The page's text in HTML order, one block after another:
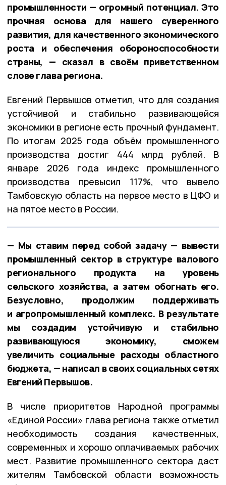
промышленности — огромный потенциал. Это
прочная основа для нашего суверенного
развития, для качественного экономического
роста и обеспечения обороноспособности
страны, — сказал в своём приветственном
слове глава региона.
Евгений Первышов отметил, что для создания
устойчивой и стабильно развивающейся
экономики в регионе есть прочный фундамент.
По итогам 2025 года объём промышленного
производства достиг 444 млрд рублей. В
январе 2026 года индекс промышленного
производства превысил 117%, что вывело
Тамбовскую область на первое место в ЦФО и
на пятое место в России.
— Мы ставим перед собой задачу — вывести
промышленный сектор в структуре валового
регионального продукта на уровень
сельского хозяйства, а затем обогнать его.
Безусловно, продолжим поддерживать
и агропромышленный комплекс. В результате
мы создадим устойчивую и стабильно
развивающуюся экономику, сможем
увеличить социальные расходы областного
бюджета, — написал в своих социальных сетях
Евгений Первышов.
В числе приоритетов Народной программы
«Единой России» глава региона также отметил
необходимость создания качественных,
современных и хорошо оплачиваемых рабочих
мест. Развитие промышленного сектора даст
жителям Тамбовской области возможность